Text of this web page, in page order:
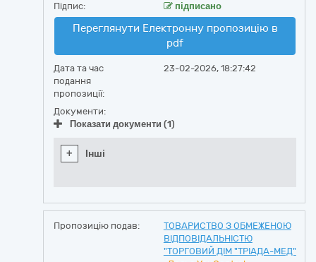
Підпис:
підписано
Переглянути Електронну пропозицію в
pdf
Дата та час
подання
пропозиції:
23-02-2026, 18:27:42
Документи:
Показати документи (1)
+ Інші
Пропозицію подав:
ТОВАРИСТВО З ОБМЕЖЕНОЮ
ВІДПОВІДАЛЬНІСТЮ
"ТОРГОВИЙ ДІМ "ТРІАДА-МЕД"